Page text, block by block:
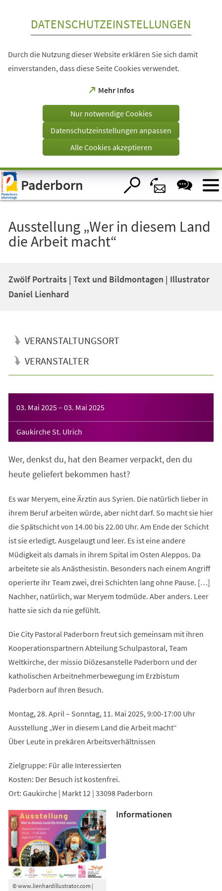
Visuelle
Assistenzsoftware
öffnen.
DATENSCHUTZEINSTELLUNGEN
Durch die Nutzung dieser Website erklären Sie sich damit
einverstanden, dass diese Seite Cookies verwendet.
Mehr Infos
(Öffnet
einem
Tab)
Nur notwendige Cookies
Datenschutzeinstellungen anpassen
Alle Cookies akzeptieren
Paderborn
Ausstellung „Wer in diesem Land
die Arbeit macht“
Zwölf Portraits | Text und Bildmontagen | Illustrator
Daniel Lienhard
VERANSTALTUNGSORT
VERANSTALTER
03. Mai 2025– 03. Mai 2025
Gaukirche St. Ulrich
Wer, denkst du, hat den Beamer verpackt, den du
heute geliefert bekommen hast?
Es war Meryem, eine Ärztin aus Syrien. Die natürlich lieber in
ihrem Beruf arbeiten würde, aber nicht darf. So macht sie hier
die Spätschicht von 14.00 bis 22.00 Uhr. Am Ende der Schicht
ist sie erledigt. Ausgelaugt und leer. Es ist eine andere
Müdigkeit als damals in ihrem Spital im Osten Aleppos. Da
arbeitete sie als Anästhesistin. Besonders nach einem Angriff
operierte ihr Team zwei, drei Schichten lang ohne Pause. […]
Nachher, natürlich, war Meryem todmüde. Aber anders. Leer
hatte sie sich da nie gefühlt.
Die City Pastoral Paderborn freut sich gemeinsam mit ihren
Kooperationspartnern Abteilung Schulpastoral, Team
Weltkirche, der missio Diözesanstelle Paderborn und der
katholischen Arbeitnehmerbewegung im Erzbistum
Paderborn auf Ihren Besuch.
Montag, 28. April – Sonntag, 11. Mai 2025, 9:00-17:00 Uhr
Ausstellung „Wer in diesem Land die Arbeit macht“
Über Leute in prekären Arbeitsverhältnissen
Zielgruppe: Für alle Interessierten
Kosten: Der Besuch ist kostenfrei.
Ort: Gaukirche | Markt 12 | 33098 Paderborn
© www.lienhardillustrator.com |
Informationen